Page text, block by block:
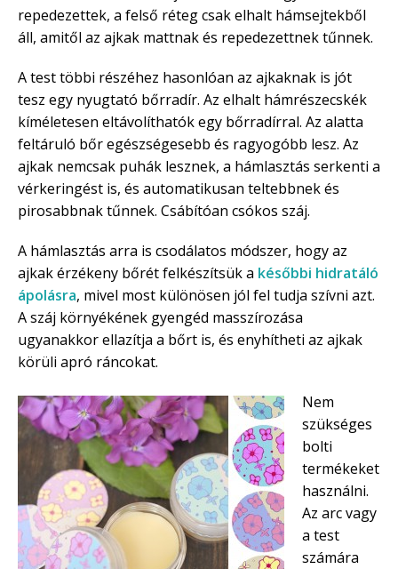
repedezettek, a felső réteg csak elhalt hámsejtekből
áll, amitől az ajkak mattnak és repedezettnek tűnnek.
A test többi részéhez hasonlóan az ajkaknak is jót
tesz egy nyugtató bőrradír. Az elhalt hámrészecskék
kíméletesen eltávolíthatók egy bőrradírral. Az alatta
feltáruló bőr egészségesebb és ragyogóbb lesz. Az
ajkak nemcsak puhák lesznek, a hámlasztás serkenti a
vérkeringést is, és automatikusan teltebbnek és
pirosabbnak tűnnek. Csábítóan csókos száj.
A hámlasztás arra is csodálatos módszer, hogy az
ajkak érzékeny bőrét felkészítsük a későbbi hidratáló
ápolásra, mivel most különösen jól fel tudja szívni azt.
A száj környékének gyengéd masszírozása
ugyanakkor ellazítja a bőrt is, és enyhítheti az ajkak
körüli apró ráncokat.
Nem
szükséges
bolti
termékeket
használni.
Az arc vagy
a test
számára